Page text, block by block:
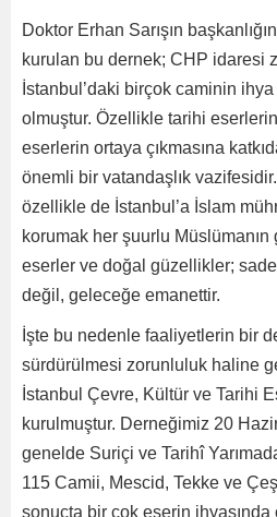
Doktor Erhan Sarışın
kurulan bu dernek; CHP idaresi
İstanbul’daki birçok caminin
olmuştur. Özellikle tarihi
eserlerin ortaya çıkmasına
önemli bir vatandaşlık
özellikle de İstanbul’a İslam
korumak her şuurlu Müslümanın
eserler ve doğal güzellikler;
değil, geleceğe emanettir.
İşte bu nedenle faaliyetlerin bir
sürdürülmesi zorunluluk haline
İstanbul Çevre, Kültür ve Tarihi
kurulmuştur. Derneğimiz 20
genelde Suriçi ve Tarihî
115 Camii, Mescid, Tekke ve
sonuçta bir çok eserin ihyasında